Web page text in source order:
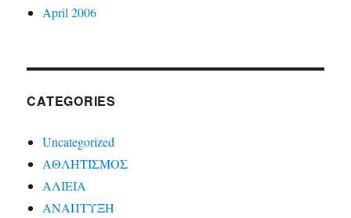
April 2006
CATEGORIES
Uncategorized
ΑΘΛΗΤΙΣΜΟΣ
ΑΛΙΕΙΑ
ΑΝΑΠΤΥΞΗ